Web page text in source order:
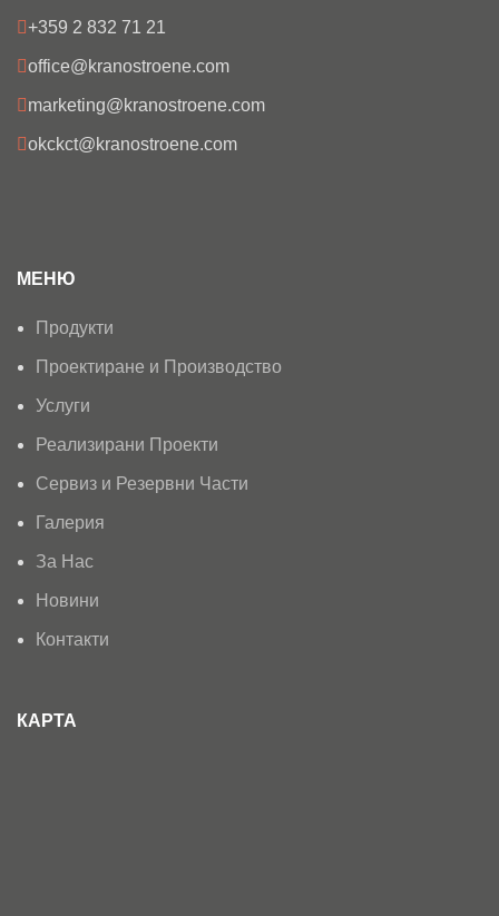
+359 2 832 71 21
office@kranostroene.com
marketing@kranostroene.com
okckct@kranostroene.com
МЕНЮ
Продукти
Проектиране и Производство
Услуги
Реализирани Проекти
Сервиз и Резервни Части
Галерия
За Нас
Новини
Контакти
КАРТА